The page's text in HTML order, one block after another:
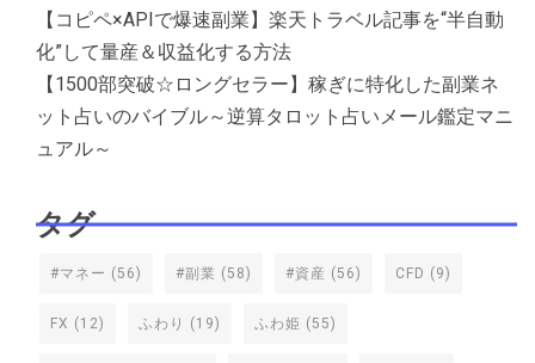
【コピペ×APIで爆速副業】楽天トラベル記事を“半自動
化”して量産＆収益化する方法
【1500部突破☆ロングセラー】稼ぎに特化した副業ネ
ット占いのバイブル～逆算タロット占いメール鑑定マニ
ュアル～
タグ
#マネー (56) #副業 (58) #資産 (56) CFD (9)
FX (12) ふわり (19) ふわ姫 (55)